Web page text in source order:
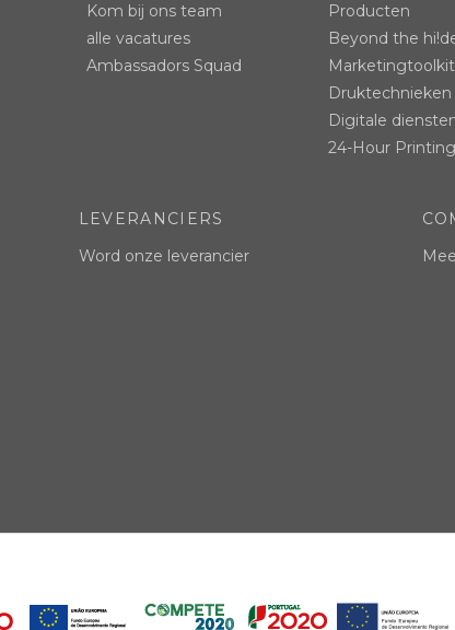
Kom bij ons team
alle vacatures
Ambassadors Squad
Producten
Beyond the
Marketingtoolkit
Druktechnieken
Digitale
24-Hour
LEVERANCIERS
Word onze leverancier